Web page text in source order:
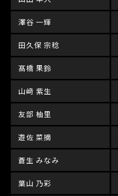
澤谷 一輝
田久保 宗稔
髙橋 果鈴
山﨑 紫生
友部 柚里
遊佐 菜摘
蒼生 みなみ
葉山 乃彩